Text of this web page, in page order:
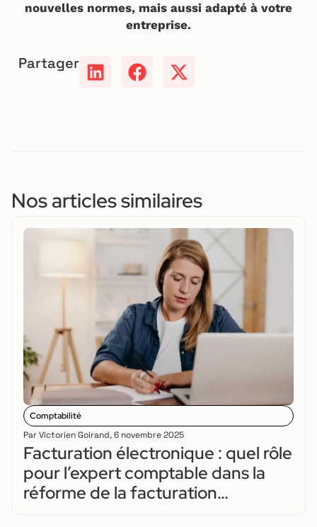
nouvelles normes, mais aussi adapté à votre
entreprise.
Partager
Nos articles similaires
Comptabilité
Par Victorien Goirand,6 novembre 2025
Facturation électronique : quel rôle
pour l’expert comptable dans la
réforme de la facturation